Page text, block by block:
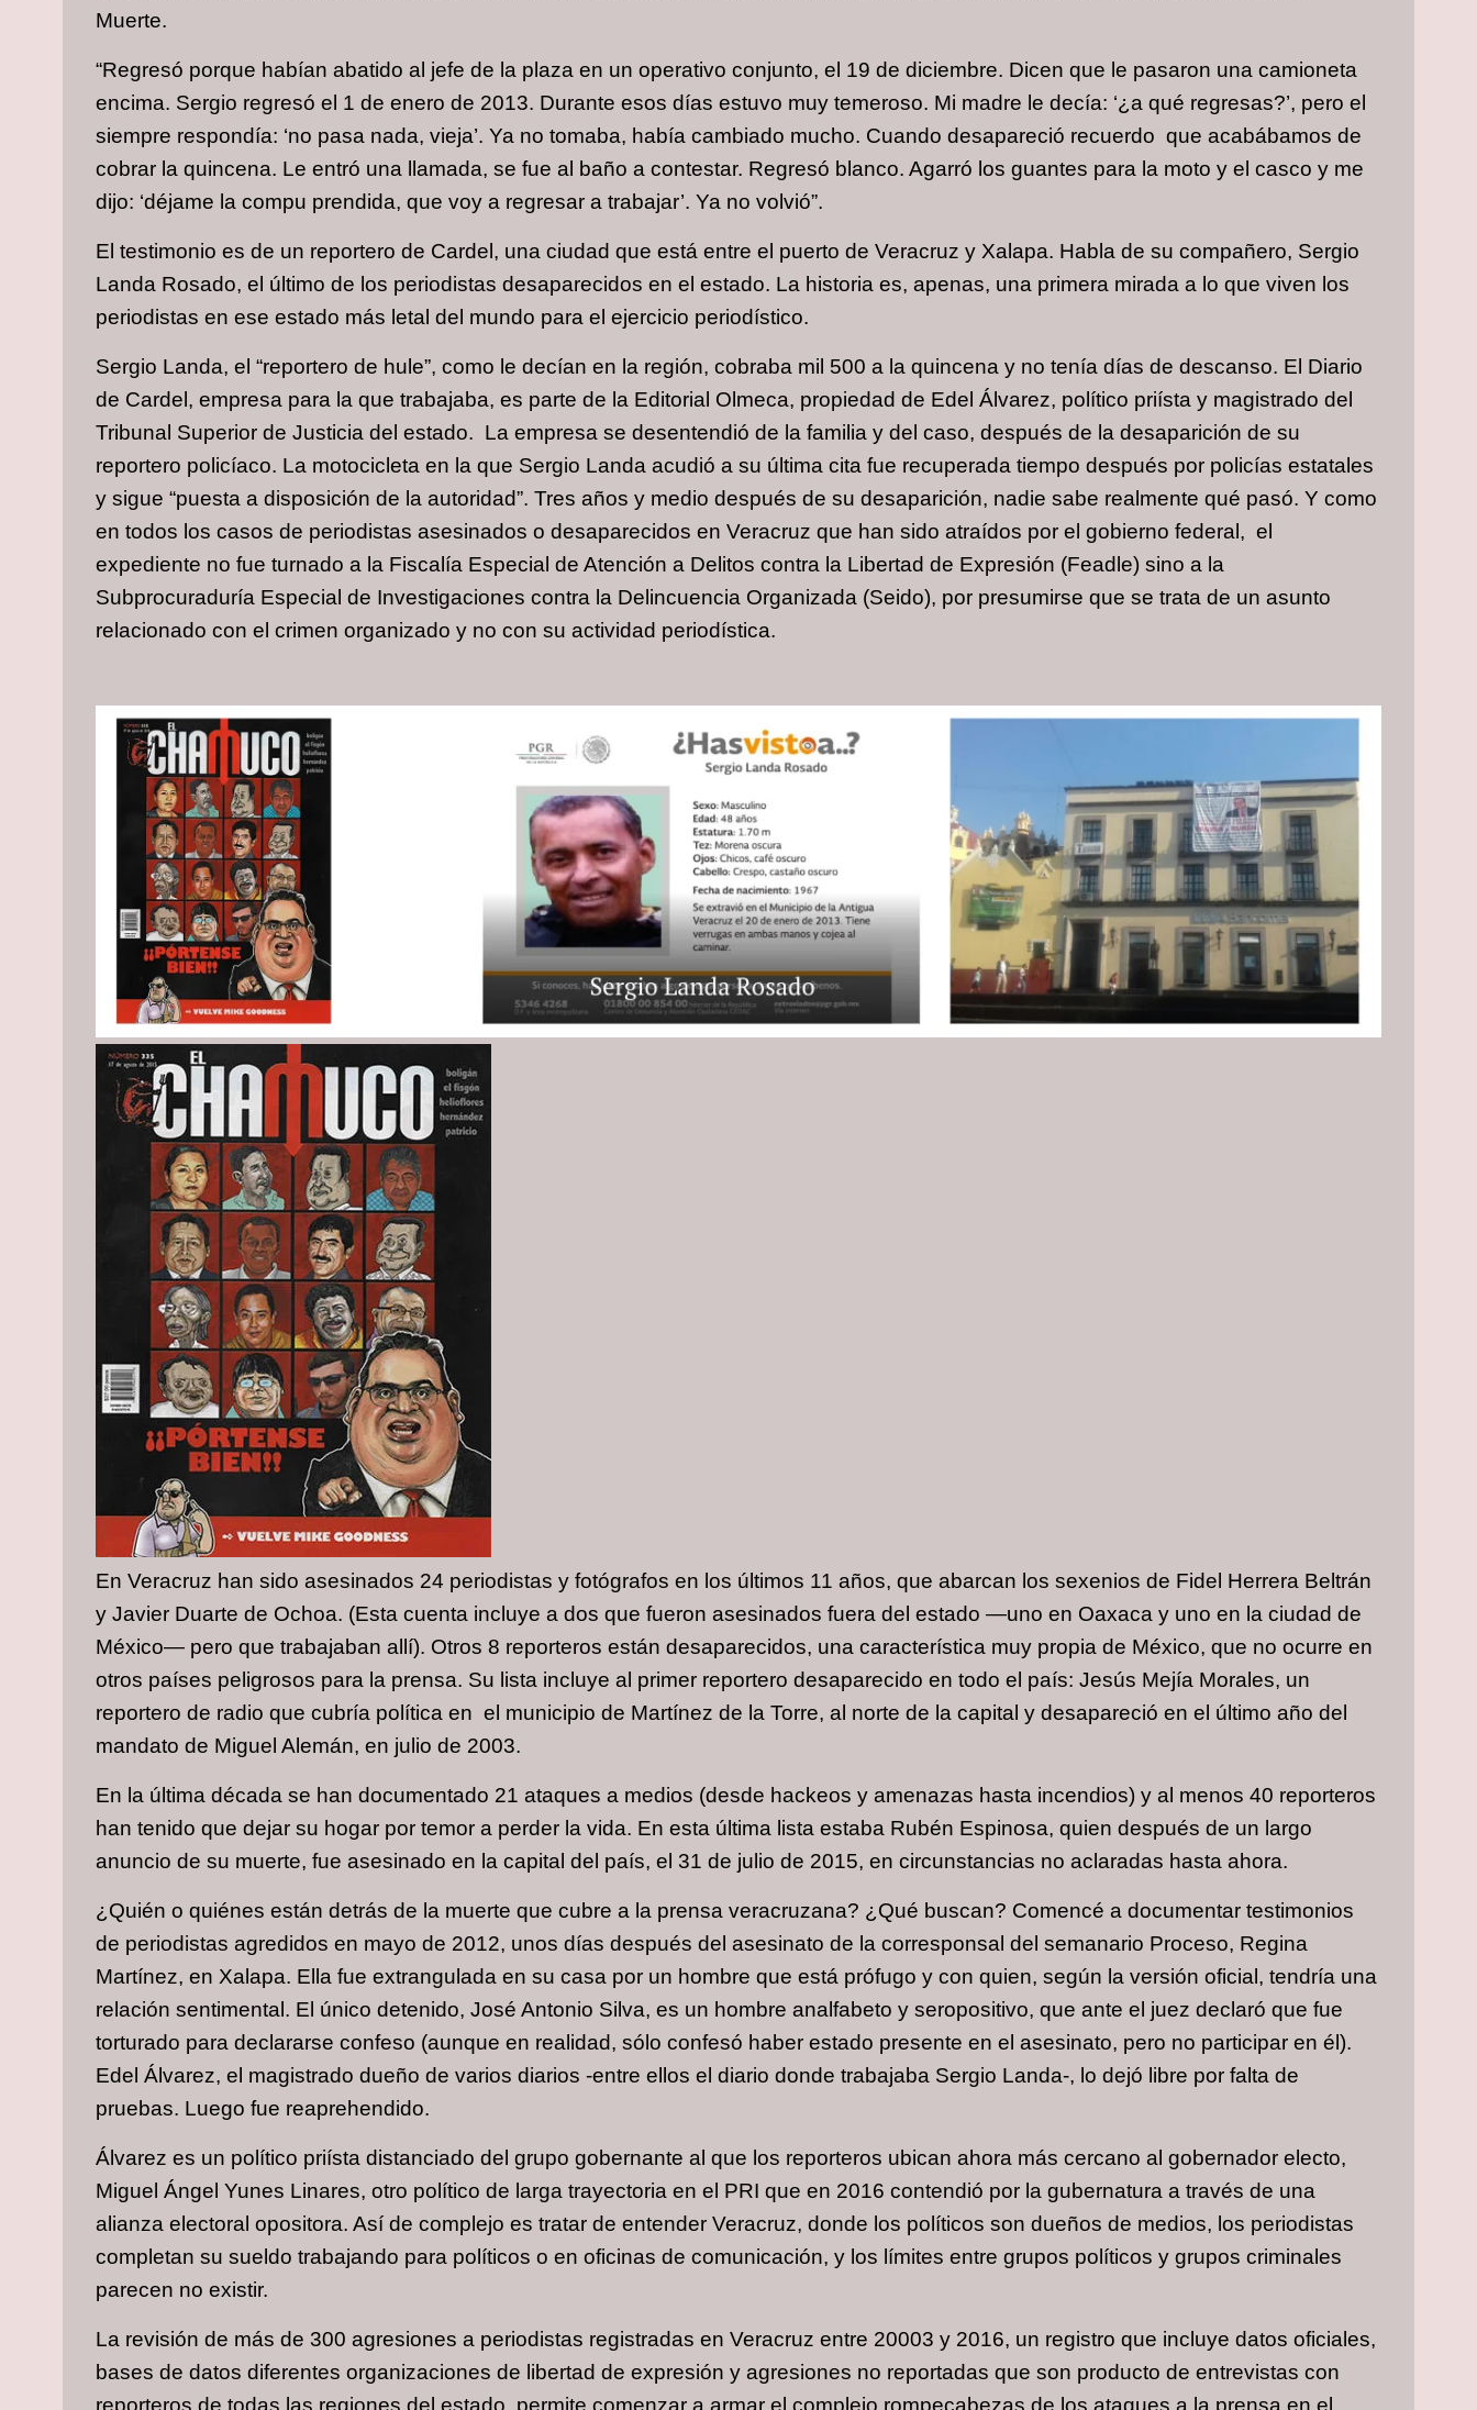
Muerte.
“Regresó porque habían abatido al jefe de la plaza en un operativo conjunto, el 19 de diciembre. Dicen que le pasaron una camioneta
encima. Sergio regresó el 1 de enero de 2013. Durante esos días estuvo muy temeroso. Mi madre le decía: ‘¿a qué regresas?’, pero el
siempre respondía: ‘no pasa nada, vieja’. Ya no tomaba, había cambiado mucho. Cuando desapareció recuerdo que acabábamos de
cobrar la quincena. Le entró una llamada, se fue al baño a contestar. Regresó blanco. Agarró los guantes para la moto y el casco y me
dijo: ‘déjame la compu prendida, que voy a regresar a trabajar’. Ya no volvió”.
El testimonio es de un reportero de Cardel, una ciudad que está entre el puerto de Veracruz y Xalapa. Habla de su compañero, Sergio
Landa Rosado, el último de los periodistas desaparecidos en el estado. La historia es, apenas, una primera mirada a lo que viven los
periodistas en ese estado más letal del mundo para el ejercicio periodístico.
Sergio Landa, el “reportero de hule”, como le decían en la región, cobraba mil 500 a la quincena y no tenía días de descanso. El Diario
de Cardel, empresa para la que trabajaba, es parte de la Editorial Olmeca, propiedad de Edel Álvarez, político priísta y magistrado del
Tribunal Superior de Justicia del estado. La empresa se desentendió de la familia y del caso, después de la desaparición de su
reportero policíaco. La motocicleta en la que Sergio Landa acudió a su última cita fue recuperada tiempo después por policías estatales
y sigue “puesta a disposición de la autoridad”. Tres años y medio después de su desaparición, nadie sabe realmente qué pasó. Y como
en todos los casos de periodistas asesinados o desaparecidos en Veracruz que han sido atraídos por el gobierno federal, el
expediente no fue turnado a la Fiscalía Especial de Atención a Delitos contra la Libertad de Expresión (Feadle) sino a la
Subprocuraduría Especial de Investigaciones contra la Delincuencia Organizada (Seido), por presumirse que se trata de un asunto
relacionado con el crimen organizado y no con su actividad periodística.
En Veracruz han sido asesinados 24 periodistas y fotógrafos en los últimos 11 años, que abarcan los sexenios de Fidel Herrera Beltrán
y Javier Duarte de Ochoa. (Esta cuenta incluye a dos que fueron asesinados fuera del estado —uno en Oaxaca y uno en la ciudad de
México— pero que trabajaban allí). Otros 8 reporteros están desaparecidos, una característica muy propia de México, que no ocurre en
otros países peligrosos para la prensa. Su lista incluye al primer reportero desaparecido en todo el país: Jesús Mejía Morales, un
reportero de radio que cubría política en el municipio de Martínez de la Torre, al norte de la capital y desapareció en el último año del
mandato de Miguel Alemán, en julio de 2003.
En la última década se han documentado 21 ataques a medios (desde hackeos y amenazas hasta incendios) y al menos 40 reporteros
han tenido que dejar su hogar por temor a perder la vida. En esta última lista estaba Rubén Espinosa, quien después de un largo
anuncio de su muerte, fue asesinado en la capital del país, el 31 de julio de 2015, en circunstancias no aclaradas hasta ahora.
¿Quién o quiénes están detrás de la muerte que cubre a la prensa veracruzana? ¿Qué buscan? Comencé a documentar testimonios
de periodistas agredidos en mayo de 2012, unos días después del asesinato de la corresponsal del semanario Proceso, Regina
Martínez, en Xalapa. Ella fue extrangulada en su casa por un hombre que está prófugo y con quien, según la versión oficial, tendría una
relación sentimental. El único detenido, José Antonio Silva, es un hombre analfabeto y seropositivo, que ante el juez declaró que fue
torturado para declararse confeso (aunque en realidad, sólo confesó haber estado presente en el asesinato, pero no participar en él).
Edel Álvarez, el magistrado dueño de varios diarios -entre ellos el diario donde trabajaba Sergio Landa-, lo dejó libre por falta de
pruebas. Luego fue reaprehendido.
Álvarez es un político priísta distanciado del grupo gobernante al que los reporteros ubican ahora más cercano al gobernador electo,
Miguel Ángel Yunes Linares, otro político de larga trayectoria en el PRI que en 2016 contendió por la gubernatura a través de una
alianza electoral opositora. Así de complejo es tratar de entender Veracruz, donde los políticos son dueños de medios, los periodistas
completan su sueldo trabajando para políticos o en oficinas de comunicación, y los límites entre grupos políticos y grupos criminales
parecen no existir.
La revisión de más de 300 agresiones a periodistas registradas en Veracruz entre 20003 y 2016, un registro que incluye datos oficiales,
bases de datos diferentes organizaciones de libertad de expresión y agresiones no reportadas que son producto de entrevistas con
reporteros de todas las regiones del estado, permite comenzar a armar el complejo rompecabezas de los ataques a la prensa en el